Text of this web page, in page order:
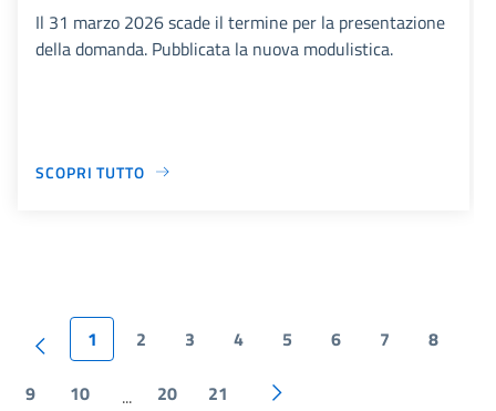
Il 31 marzo 2026 scade il termine per la presentazione
della domanda. Pubblicata la nuova modulistica.
SCOPRI TUTTO
1 2 3 4 5 6 7 8
9 10 ... 20 21